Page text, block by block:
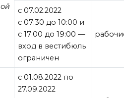
с 07.02.2022
с 07:30 до 10:00 и
с 17:00 до 19:00 —
вход в вестибюль
ограничен
c 01.08.2022 по
27.09.2022